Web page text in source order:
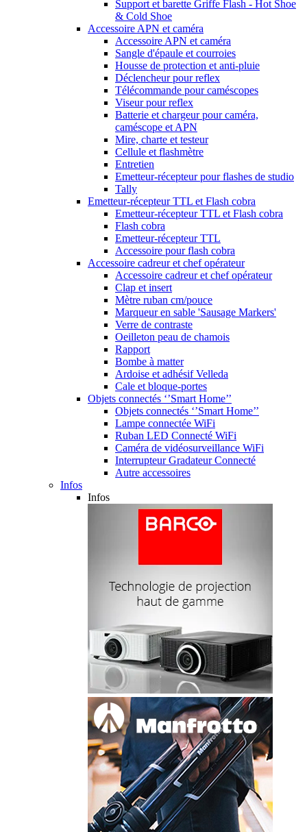
Support et barette Griffe Flash - Hot Shoe
& Cold Shoe
Accessoire APN et caméra
Accessoire APN et caméra
Sangle d'épaule et courroies
Housse de protection et anti-pluie
Déclencheur pour reflex
Télécommande pour caméscopes
Viseur pour reflex
Batterie et chargeur pour caméra,
caméscope et APN
Mire, charte et testeur
Cellule et flashmètre
Entretien
Emetteur-récepteur pour flashes de studio
Tally
Emetteur-récepteur TTL et Flash cobra
Emetteur-récepteur TTL et Flash cobra
Flash cobra
Emetteur-récepteur TTL
Accessoire pour flash cobra
Accessoire cadreur et chef opérateur
Accessoire cadreur et chef opérateur
Clap et insert
Mètre ruban cm/pouce
Marqueur en sable 'Sausage Markers'
Verre de contraste
Oeilleton peau de chamois
Rapport
Bombe à matter
Ardoise et adhésif Velleda
Cale et bloque-portes
Objets connectés ‘’Smart Home’’
Objets connectés ‘’Smart Home’’
Lampe connectée WiFi
Ruban LED Connecté WiFi
Caméra de vidéosurveillance WiFi
Interrupteur Gradateur Connecté
Autre accessoires
Infos
Infos